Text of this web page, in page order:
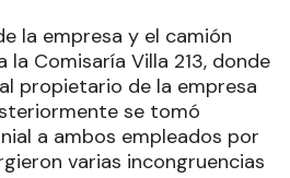
la empresa y el camión
Comisaría Villa 213, donde
propietario de la empresa
se tomó
a ambos empleados por
varias incongruencias